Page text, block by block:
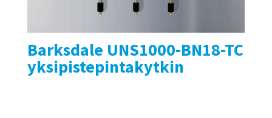
Barksdale UNS1000-BN18-TC
yksipistepintakytkin